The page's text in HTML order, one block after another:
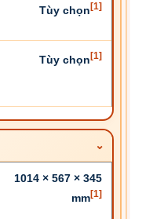
Tùy chọn [1]
Tùy chọn [1]
1014 × 567 × 345
mm[1]